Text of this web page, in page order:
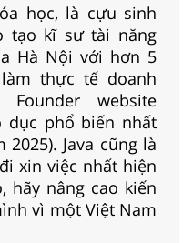
học, là cựu sinh
tạo kĩ sư tài năng
Hà Nội với hơn 5
thực tế doanh
website
dục phổ biến nhất
Java cũng là
xin việc nhất hiện
hãy nâng cao kiến
vì một Việt Nam